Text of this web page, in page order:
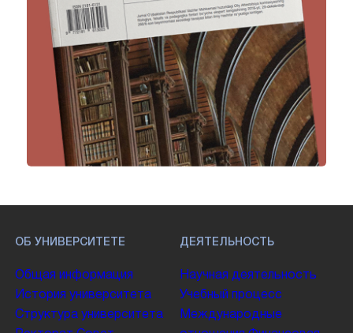
ОБ УНИВЕРСИТЕТЕ
Общая информация
История университета
Структура университета
ДЕЯТЕЛЬНОСТЬ
Научная деятельность
Учебный процесс
Международные